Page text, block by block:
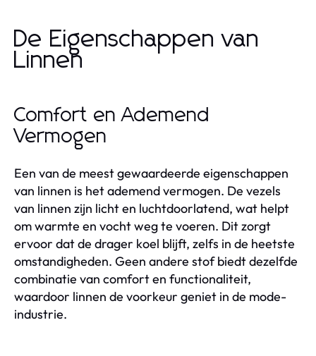
De Eigenschappen van
Linnen
Comfort en Ademend
Vermogen
Een van de meest gewaardeerde eigenschappen
van linnen is het ademend vermogen. De vezels
van linnen zijn licht en luchtdoorlatend, wat helpt
om warmte en vocht weg te voeren. Dit zorgt
ervoor dat de drager koel blijft, zelfs in de heetste
omstandigheden. Geen andere stof biedt dezelfde
combinatie van comfort en functionaliteit,
waardoor linnen de voorkeur geniet in de mode-
industrie.